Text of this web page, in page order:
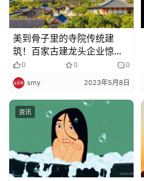
美到骨子里的寺院传统建
筑！百家古建龙头企业惊艳
亮相厦门佛事展，让人大饱
眼福！
0 0 0
smy 2023年5月8日
资讯